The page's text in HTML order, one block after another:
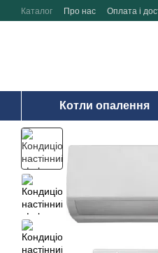
Перейти до основного контенту
Каталог Про нас Оплата і
Котли опалення